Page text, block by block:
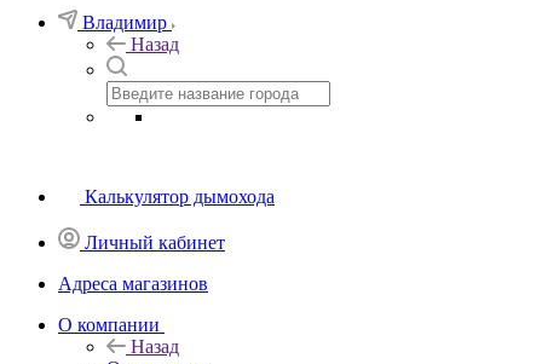
Владимир
Назад
Калькулятор дымохода
Личный кабинет
Адреса магазинов
O компании
Назад